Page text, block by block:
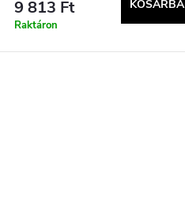
9 813 Ft
Raktáron
KOSÁRBA